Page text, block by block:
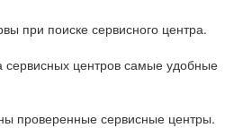
при поиске сервисного центра.
сервисных центров самые удобные
проверенные сервисные центры.